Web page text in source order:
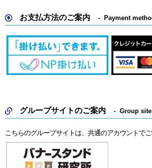
お支払方法のご案内 Payment
グループサイトのご案内 Group site
こちらのグループサイトは、共通のアカウントでご